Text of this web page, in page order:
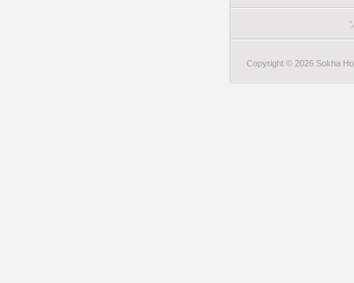
Copyright © 2026 Sokha